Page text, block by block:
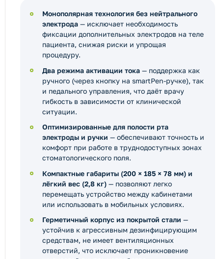
Монополярная технология без нейтрального
электрода — исключает необходимость
фиксации дополнительных электродов на теле
пациента, снижая риски и упрощая
процедуру.
Два режима активации тока — поддержка как
ручного (через кнопку на smartPen-ручке), так
и педального управления, что даёт врачу
гибкость в зависимости от клинической
ситуации.
Оптимизированные для полости рта
электроды и ручки — обеспечивают точность и
комфорт при работе в труднодоступных зонах
стоматологического поля.
Компактные габариты (200 × 185 × 78 мм) и
лёгкий вес (2,8 кг) — позволяют легко
перемещать устройство между кабинетами
или использовать в мобильных условиях.
Герметичный корпус из покрытой стали —
устойчив к агрессивным дезинфицирующим
средствам, не имеет вентиляционных
отверстий, что исключает проникновение